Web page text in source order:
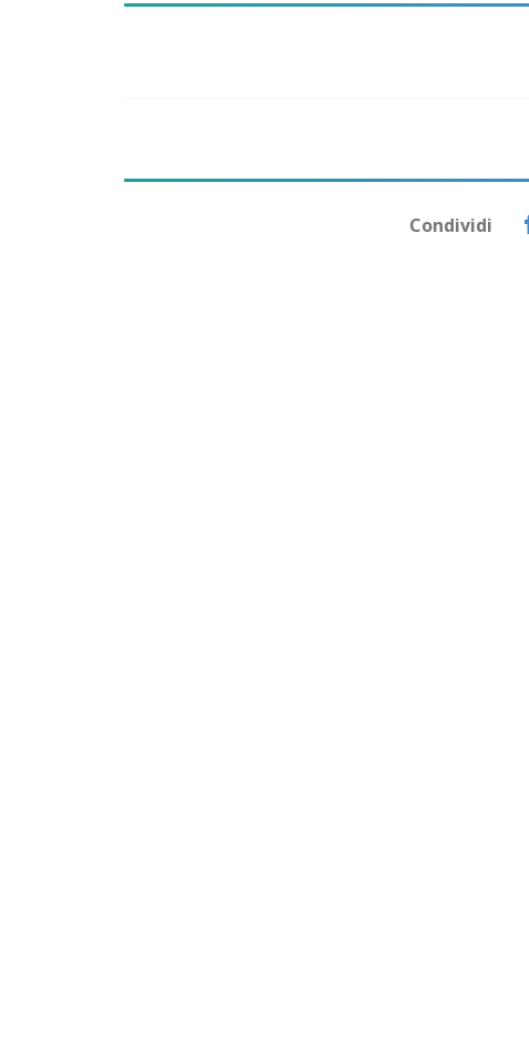
Condividi